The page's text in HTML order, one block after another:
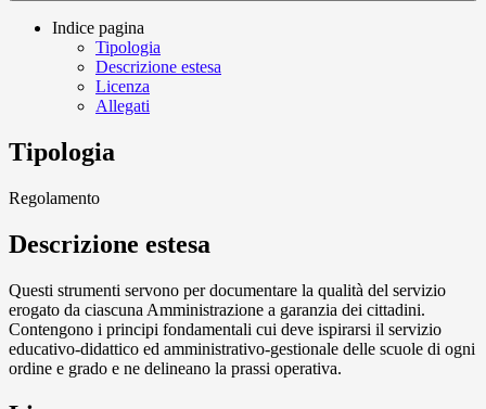
Indice pagina
Tipologia
Descrizione estesa
Licenza
Allegati
Tipologia
Regolamento
Descrizione estesa
Questi strumenti servono per documentare la qualità del servizio
erogato da ciascuna Amministrazione a garanzia dei cittadini.
Contengono i principi fondamentali cui deve ispirarsi il servizio
educativo-didattico ed amministrativo-gestionale delle scuole di ogni
ordine e grado e ne delineano la prassi operativa.